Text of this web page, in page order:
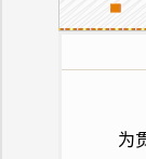
为